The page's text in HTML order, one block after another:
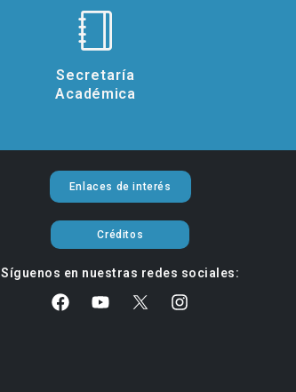
Secretaría
Académica
Enlaces de interés
Créditos
Síguenos en nuestras redes sociales: